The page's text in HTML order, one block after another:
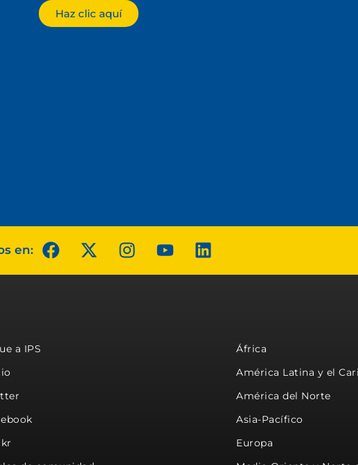
Haz clic aquí
en:
a IPS
África
América Latina y el
América del Norte
Asia-Pacífico
Europa